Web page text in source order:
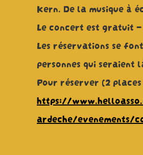
Kern. De la musique à
Le concert est gratuit
Les réservations se
personnes qui seraient
Pour réserver (2
https://
ardeche/evenements/